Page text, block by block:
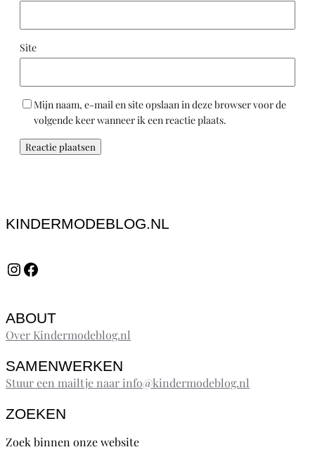
Site
Mijn naam, e-mail en site opslaan in deze browser voor de
volgende keer wanneer ik een reactie plaats.
KINDERMODEBLOG.NL
InstagramFacebook
ABOUT
Over Kindermodeblog.nl
SAMENWERKEN
Stuur een mailtje naar info@kindermodeblog.nl
ZOEKEN
Zoek binnen onze website